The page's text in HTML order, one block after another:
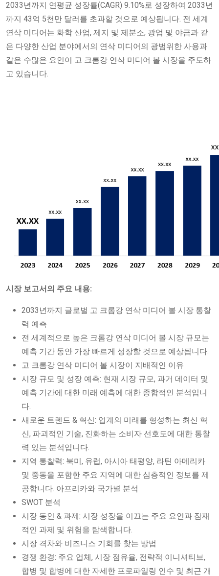
2033년까지 연평균 성장률(CAGR) 9.10%로 성장하여 2033년
까지 43억 5천만 달러를 초과할 것으로 예상됩니다. 전 세계
연삭 미디어는 화학 산업, 제지 및 제분소, 광업 및 야금과 같
은 다양한 산업 분야에서의 연삭 미디어의 광범위한 사용과
같은 수많은 요인이 고 크롬강 연삭 미디어 볼 시장을 주도하
고 있습니다.
시장 보고서의 주요 내용:
2033년까지 글로벌 고 크롬강 연삭 미디어 볼 시장 통찰
력 예측
전 세계적으로 높은 크롬강 연삭 미디어 볼 시장 규모는
예측 기간 동안 가장 빠르게 성장할 것으로 예상됩니다.
고 크롬강 연삭 미디어 볼 시장이 지배적인 이유
시장 규모 및 성장 예측: 현재 시장 규모, 과거 데이터 및
예측 기간에 대한 미래 예측에 대한 종합적인 분석입니
다.
새로운 트렌드 & 혁신: 업계의 미래를 형성하는 최신 혁
신, 파괴적인 기술, 진화하는 소비자 선호도에 대한 통찰
력 있는 분석입니다.
지역 통찰력: 북미, 유럽, 아시아 태평양, 라틴 아메리카
및 중동을 포함한 주요 지역에 대한 심층적인 정보를 제
공합니다. 아프리카와 국가별 분석
SWOT 분석
시장 동인 & 과제: 시장 성장을 이끄는 주요 요인과 잠재
적인 과제 및 위험을 탐색합니다.
시장 격차와 비즈니스 기회를 찾는 방법
경쟁 환경: 주요 업체, 시장 점유율, 전략적 이니셔티브,
합병 및 합병에 대한 자세한 프로파일링 인수 및 최근 개